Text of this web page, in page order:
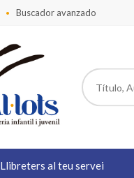
Buscador avanzado
Llibreters al teu servei